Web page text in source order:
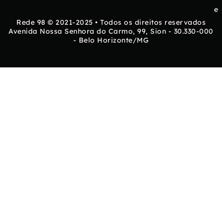
e
Rede 98 © 2021-2025 • Todos os direitos reservados
Avenida Nossa Senhora do Carmo, 99, Sion - 30.330-000
- Belo Horizonte/MG